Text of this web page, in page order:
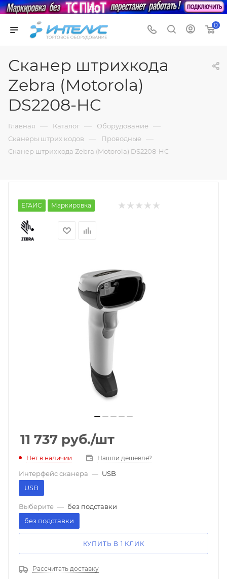
0
Сканер штрихкода
Zebra (Motorola)
DS2208-HC
Главная — Каталог — Оборудование —
Сканеры штрих кодов — Проводные —
Сканер штрихкода Zebra (Motorola) DS2208-HC
ЕГАИС Маркировка
11 737 руб./шт
Нет в наличии Нашли дешевле?
Интерфейс сканера — USB
USB
Выберите — без подставки
без подставки
КУПИТЬ В 1 КЛИК
Рассчитать доставку